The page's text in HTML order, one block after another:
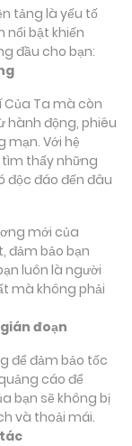
tảng là yếu tố
nổi bật khiến
đầu cho bạn:
Của Ta mà còn
hành động, phiêu
mạn. Với hệ
thấy những
độc đáo đến đâu
mới của
đảm bảo bạn
luôn là người
mà không phải
đoạn
để đảm bảo tốc
cáo để
bạn sẽ không bị
và thoải mái.